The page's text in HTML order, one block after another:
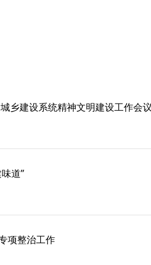
乡建设系统精神文明建设工作会
道”
项整治工作